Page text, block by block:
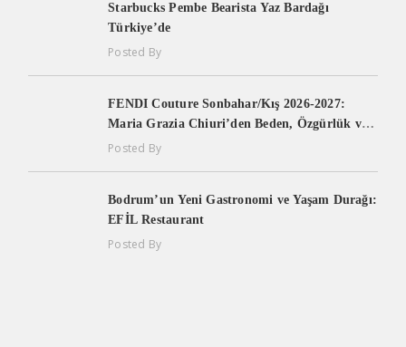
Starbucks Pembe Bearista Yaz Bardağı
Türkiye’de
Posted By
FENDI Couture Sonbahar/Kış 2026-2027:
Maria Grazia Chiuri’den Beden, Özgürlük ve
Yaşam Enerjisi Üzerine Yeni Bir Couture
Posted By
Bodrum’un Yeni Gastronomi ve Yaşam Durağı:
EFİL Restaurant
Posted By